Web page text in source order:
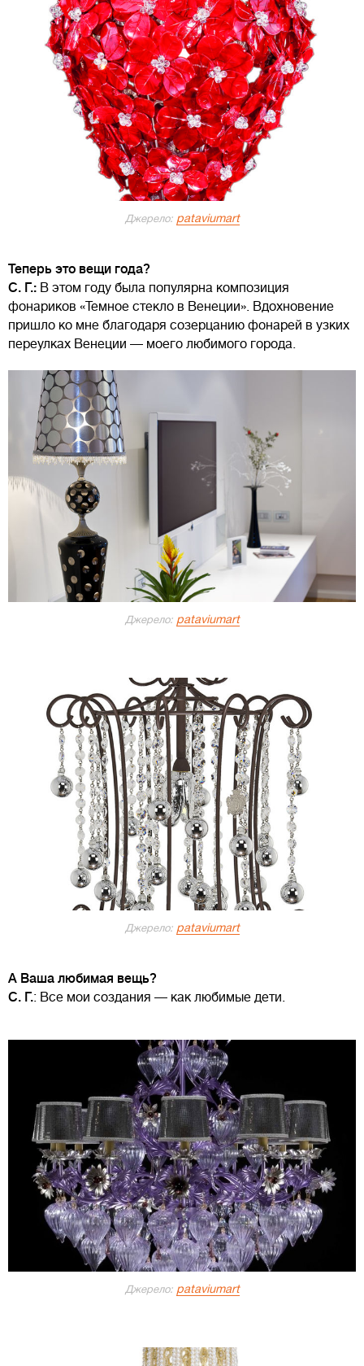
Джерело: pataviumart
Теперь это вещи года?
С. Г.: В этом году была популярна композиция
фонариков «Темное стекло в Венеции». Вдохновение
пришло ко мне благодаря созерцанию фонарей в узких
переулках Венеции — моего любимого города.
Джерело: pataviumart
Джерело: pataviumart
А Ваша любимая вещь?
С. Г.: Все мои создания — как любимые дети.
Джерело: pataviumart